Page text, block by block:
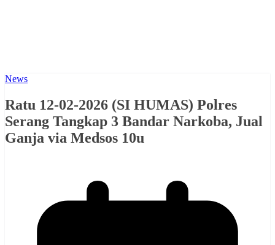
News
Ratu 12-02-2026 (SI HUMAS) Polres
Serang Tangkap 3 Bandar Narkoba, Jual
Ganja via Medsos 10u